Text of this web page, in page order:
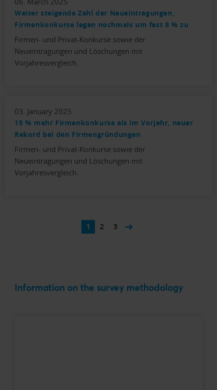
Weiter steigende Zahl der Neueintragungen,
Firmenkonkurse legen nochmals um fast 8 % zu
Firmen- und Privat-Konkurse sowie der
Neueintragungen und Löschungen mit
Vorjahresvergleich.
03. January 2025
15 % mehr Firmenkonkurse als im Vorjahr, neuer
Rekord bei den Firmengründungen
Firmen- und Privat-Konkurse sowie der
Neueintragungen und Löschungen mit
Vorjahresvergleich.
1 2 3
Information on the survey methodology